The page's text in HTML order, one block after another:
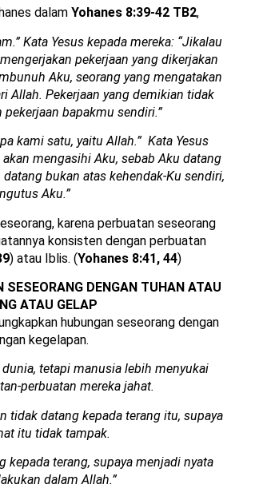
dalam Yohanes 8:39-42 TB2,
Kata Yesus kepada mereka: “Jikalau
pekerjaan yang dikerjakan
Aku, seorang yang mengatakan
Allah. Pekerjaan yang demikian tidak
bapakmu sendiri.”
kami satu, yaitu Allah.” Kata Yesus
mengasihi Aku, sebab Aku datang
bukan atas kehendak-Ku sendiri,
Aku.”
karena perbuatan seseorang
konsisten dengan perbuatan
) atau Iblis. (Yohanes 8:41, 44)
DENGAN TUHAN ATAU
ATAU GELAP
hubungan seseorang dengan
kegelapan.
tetapi manusia lebih menyukai
perbuatan mereka jahat.
tidak datang kepada terang itu, supaya
itu tidak tampak.
kepada terang, supaya menjadi nyata
dalam Allah.”